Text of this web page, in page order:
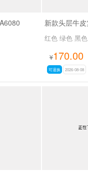
红色 绿色 黑色
¥170.00
可退换 2026-08-08